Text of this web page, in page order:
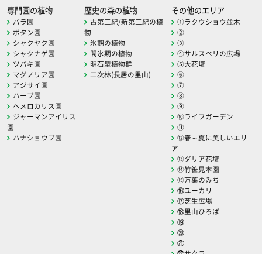
専門園の植物
バラ園
ボタン園
シャクヤク園
シャクナゲ園
ツバキ園
マグノリア園
アジサイ園
ハーブ園
ヘメロカリス園
ジャーマンアイリス
園
ハナショウブ園
歴史の森の植物
古第三紀/新第三紀の植
物
氷期の植物
間氷期の植物
明石型植物群
二次林(長居の里山)
その他のエリア
①ラクウショウ並木
②
③
④サルスベリの広場
⑤大花壇
⑥
⑦
⑧
⑨
⑩ライフガーデン
⑪
⑫春～夏に美しいエリ
ア
⑬ダリア花壇
⑭竹笹見本園
⑮万葉のみち
⑯ユーカリ
⑰芝生広場
⑱里山ひろば
⑲
⑳
㉑